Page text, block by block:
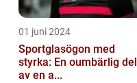
01 juni 2024
Sportglasögon med
styrka: En oumbärlig del
av en a...